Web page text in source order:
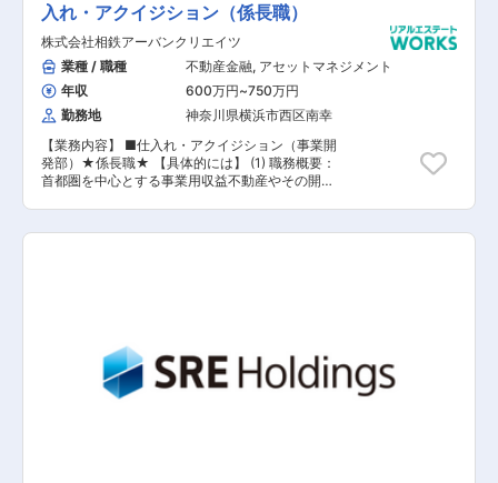
に基づいた評価を行い、給与改定は年2回、賞与
支給は年1回です。役員を含む業務執行者全員が
対象の評価制度で、結果が出れば上に上がり、出
なければ現状維持または下がるといった非常にシ
ンプルな制度です。明るい印象が少ない不動産業
界のイメージを変え、テクノロジーにより業界自
体をアップデートするためにも、柔軟性を持ち、
環境変化を恐れない方が責任者として活躍できる
人材であると考えています。IPOを通過点とし
て、常に成長を続ける企業であるため、まずは全
員が仕事を楽しみ、向上心を持って取り組むこと
ができる方々と共に未来を拓いていきたいです。
(3) 取得対象エリア（立地）：首都圏（特に都
心）ならびに政令指定都市等 (4) 配属予定部署：
事業開発部部
入れ・アクイジション（係長職）
株式会社相鉄アーバンクリエイツ
業種 / 職種
不動産金融, アセットマネジメント
年収
600万円~750万円
勤務地
神奈川県横浜市西区南幸
【業務内容】 ■仕入れ・アクイジション（事業開
発部）★係長職★ 【具体的には】 (1) 職務概要：
首都圏を中心とする事業用収益不動産やその開発
業施設、物流関連施設等、複合用途施設を含む既